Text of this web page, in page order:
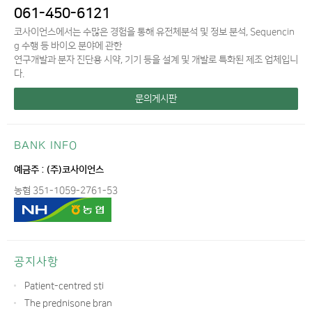
061-450-6121
코사이언스에서는 수많은 경험을 통해 유전체분석 및 정보 분석, Sequencin
g 수행 등 바이오 분야에 관한
연구개발과 분자 진단용 시약, 기기 등을 설계 및 개발로 특화된 제조 업체입니
다.
문의게시판
BANK INFO
예금주 : (주)코사이언스
농협 351-1059-2761-53
공지사항
Patient-centred sti
The prednisone bran